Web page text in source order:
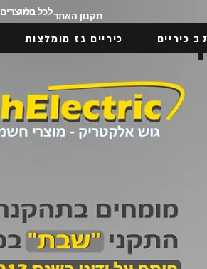
בלוג
לכל המוצרים
כיריים כיריים גז מומלצות
תקנון האתר